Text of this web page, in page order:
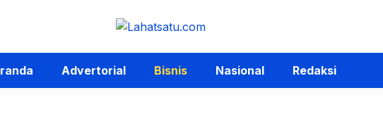
Advertorial Bisnis Nasional Redaksi